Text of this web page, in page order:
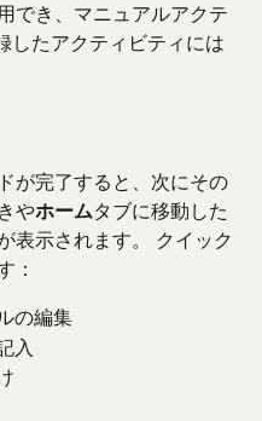
でき、マニュアルアクテ
したアクティビティには
が完了すると、次にその
やホームタブに移動した
表示されます。 クイック
：
の編集
入